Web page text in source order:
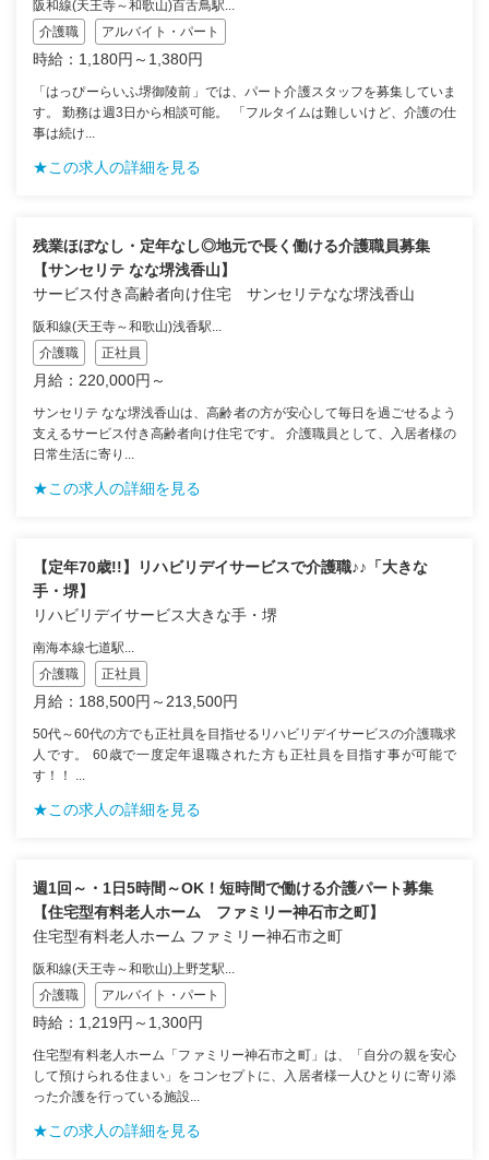
阪和線(天王寺～和歌山)百舌鳥駅...
介護職
アルバイト・パート
時給：1,180円～1,380円
「はっぴーらいふ堺御陵前」では、パート介護スタッフを募集していま
す。 勤務は週3日から相談可能。 「フルタイムは難しいけど、介護の仕
事は続け...
★この求人の詳細を見る
残業ほぼなし・定年なし◎地元で長く働ける介護職員募集
【サンセリテ なな堺浅香山】
サービス付き高齢者向け住宅 サンセリテなな堺浅香山
阪和線(天王寺～和歌山)浅香駅...
介護職
正社員
月給：220,000円～
サンセリテ なな堺浅香山は、高齢者の方が安心して毎日を過ごせるよう
支えるサービス付き高齢者向け住宅です。 介護職員として、入居者様の
日常生活に寄り...
★この求人の詳細を見る
【定年70歳!!】リハビリデイサービスで介護職♪♪「大きな
手・堺】
リハビリデイサービス大きな手・堺
南海本線七道駅...
介護職
正社員
月給：188,500円～213,500円
50代～60代の方でも正社員を目指せるリハビリデイサービスの介護職求
人です。 60歳で一度定年退職された方も正社員を目指す事が可能で
す！！ ...
★この求人の詳細を見る
週1回～・1日5時間～OK！短時間で働ける介護パート募集
【住宅型有料老人ホーム ファミリー神石市之町】
住宅型有料老人ホーム ファミリー神石市之町
阪和線(天王寺～和歌山)上野芝駅...
介護職
アルバイト・パート
時給：1,219円～1,300円
住宅型有料老人ホーム「ファミリー神石市之町」は、「自分の親を安心
して預けられる住まい」をコンセプトに、入居者様一人ひとりに寄り添
った介護を行っている施設...
★この求人の詳細を見る